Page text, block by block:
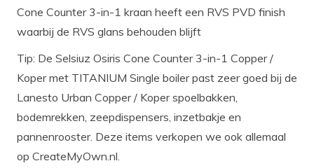
Cone Counter 3-in-1 kraan heeft een RVS PVD finish
waarbij de RVS glans behouden blijft
Tip: De Selsiuz Osiris Cone Counter 3-in-1 Copper /
Koper met TITANIUM Single boiler past zeer goed bij de
Lanesto Urban Copper / Koper spoelbakken,
bodemrekken, zeepdispensers, inzetbakje en
pannenrooster. Deze items verkopen we ook allemaal
op CreateMyOwn.nl.